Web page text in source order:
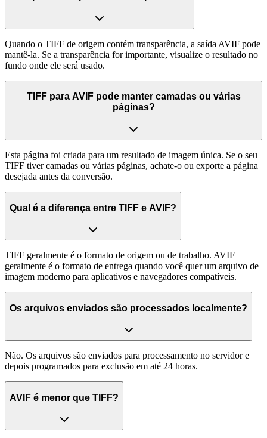
Quando o TIFF de origem contém transparência, a saída AVIF pode
mantê-la. Se a transparência for importante, visualize o resultado no
fundo onde ele será usado.
TIFF para AVIF pode manter camadas ou várias
páginas?
Esta página foi criada para um resultado de imagem única. Se o seu
TIFF tiver camadas ou várias páginas, achate-o ou exporte a página
desejada antes da conversão.
Qual é a diferença entre TIFF e AVIF?
TIFF geralmente é o formato de origem ou de trabalho. AVIF
geralmente é o formato de entrega quando você quer um arquivo de
imagem moderno para aplicativos e navegadores compatíveis.
Os arquivos enviados são processados localmente?
Não. Os arquivos são enviados para processamento no servidor e
depois programados para exclusão em até 24 horas.
AVIF é menor que TIFF?